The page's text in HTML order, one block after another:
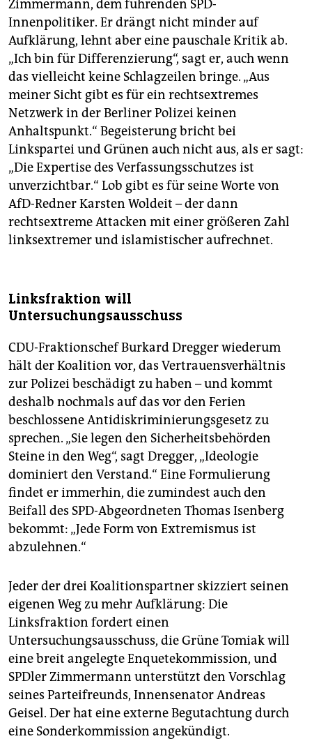
Zimmermann, dem führenden SPD-
Innenpolitiker. Er drängt nicht minder auf
Aufklärung, lehnt aber eine pauschale Kritik ab.
„Ich bin für Differenzierung“, sagt er, auch wenn
das vielleicht keine Schlagzeilen bringe. „Aus
meiner Sicht gibt es für ein rechtsextremes
Netzwerk in der Berliner Polizei keinen
Anhaltspunkt.“ Begeisterung bricht bei
Linkspartei und Grünen auch nicht aus, als er sagt:
„Die Expertise des Verfassungsschutzes ist
unverzichtbar.“ Lob gibt es für seine Worte von
AfD-Redner Karsten Woldeit – der dann
rechtsextreme Attacken mit einer größeren Zahl
linksextremer und islamistischer aufrechnet.
Linksfraktion will
Untersuchungsausschuss
CDU-Fraktionschef Burkard Dregger wiederum
hält der Koalition vor, das Vertrauensverhältnis
zur Polizei beschädigt zu haben – und kommt
deshalb nochmals auf das vor den Ferien
beschlossene Antidiskriminierungsgesetz zu
sprechen. „Sie legen den Sicherheitsbehörden
Steine in den Weg“, sagt Dregger, „Ideologie
dominiert den Verstand.“ Eine Formulierung
findet er immerhin, die zumindest auch den
Beifall des SPD-Abgeordneten Thomas Isenberg
bekommt: „Jede Form von Extremismus ist
abzulehnen.“
Jeder der drei Koalitionspartner skizziert seinen
eigenen Weg zu mehr Aufklärung: Die
Linksfraktion fordert einen
Untersuchungsausschuss, die Grüne Tomiak will
eine breit angelegte Enquetekommission, und
SPDler Zimmermann unterstützt den Vorschlag
seines Parteifreunds, Innensenator Andreas
Geisel. Der hat eine externe Begutachtung durch
eine Sonderkommission angekündigt.